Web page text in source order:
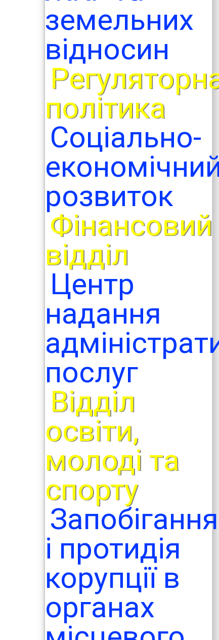
земельних
відносин
політика
Соціально-
розвиток
Фінансовий
відділ
Центр
надання
послуг
Відділ
освіти,
молоді та
спорту
Запобігання
і протидія
корупції в
органах